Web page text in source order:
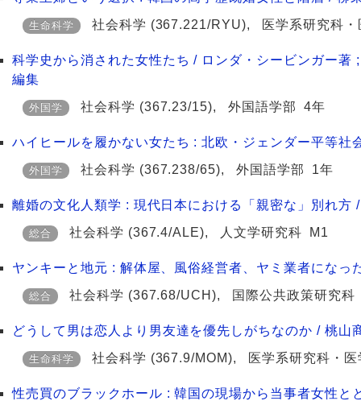
生命科学 社会科学 (367.221/RYU), 医学系研究科・
科学史から消された女性たち / ロンダ・シービンガー
編集
外国学 社会科学 (367.23/15),外国語学部 4年
ハイヒールを履かない女たち : 北欧・ジェンダー平等社
外国学 社会科学 (367.238/65),外国語学部 1年
離婚の文化人類学 : 現代日本における「親密な」別れ方
総合 社会科学 (367.4/ALE), 人文学研究科 M1
ヤンキーと地元 : 解体屋、風俗経営者、ヤミ業者になっ
総合 社会科学 (367.68/UCH), 国際公共政策研究科
どうして男は恋人より男友達を優先しがちなのか / 桃山
生命科学 社会科学 (367.9/MOM), 医学系研究科・医
性売買のブラックホール : 韓国の現場から当事者女性